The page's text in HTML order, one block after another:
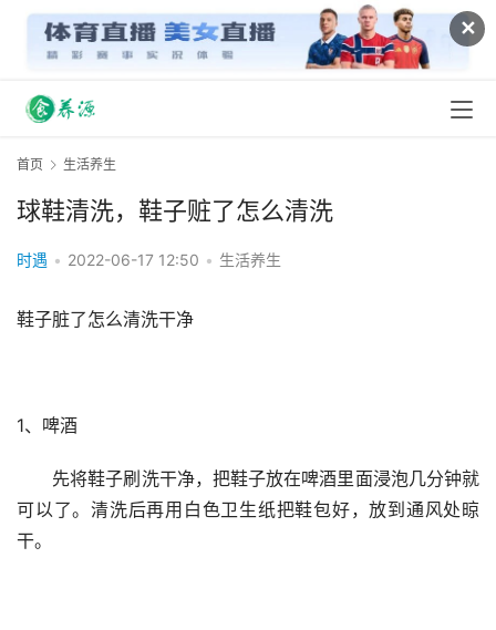
✕
首页 生活养生
球鞋清洗，鞋子赃了怎么清洗
时遇 • 2022-06-17 12:50 • 生活养生
鞋子脏了怎么清洗干净
1、啤酒
先将鞋子刷洗干净，把鞋子放在啤酒里面浸泡几分钟就
可以了。清洗后再用白色卫生纸把鞋包好，放到通风处晾
干。